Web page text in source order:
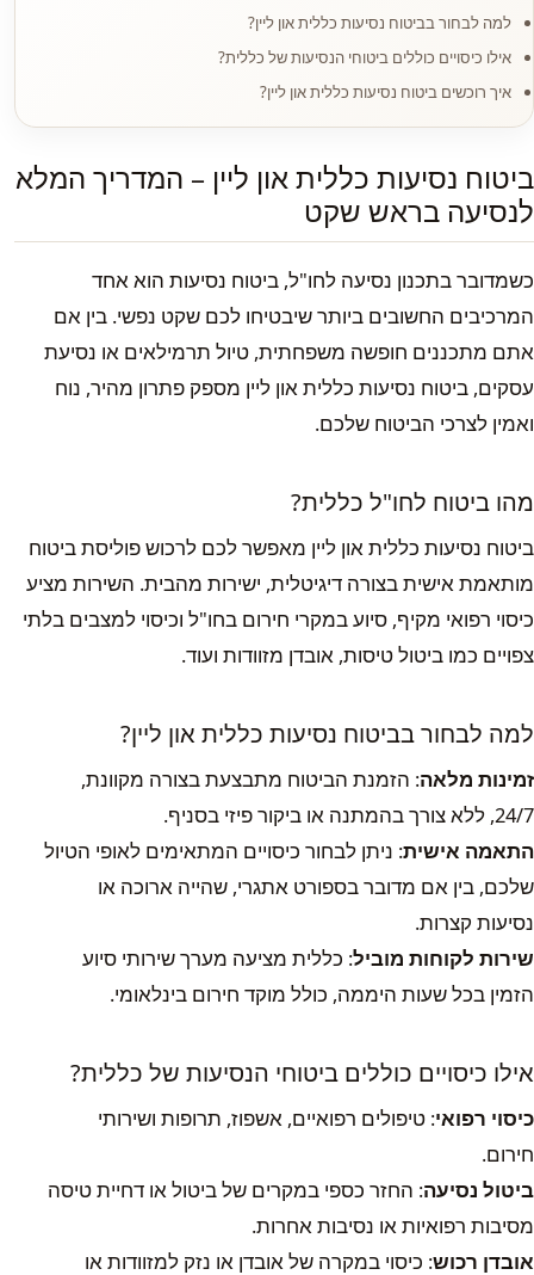
למה לבחור בביטוח נסיעות כללית און ליין?
אילו כיסויים כוללים ביטוחי הנסיעות של כללית?
איך רוכשים ביטוח נסיעות כללית און ליין?
ביטוח נסיעות כללית און ליין – המדריך המלא
לנסיעה בראש שקט
כשמדובר בתכנון נסיעה לחו"ל, ביטוח נסיעות הוא אחד
המרכיבים החשובים ביותר שיבטיחו לכם שקט נפשי. בין אם
אתם מתכננים חופשה משפחתית, טיול תרמילאים או נסיעת
עסקים, ביטוח נסיעות כללית און ליין מספק פתרון מהיר, נוח
ואמין לצרכי הביטוח שלכם.
מהו ביטוח לחו"ל כללית?
ביטוח נסיעות כללית און ליין מאפשר לכם לרכוש פוליסת ביטוח
מותאמת אישית בצורה דיגיטלית, ישירות מהבית. השירות מציע
כיסוי רפואי מקיף, סיוע במקרי חירום בחו"ל וכיסוי למצבים בלתי
צפויים כמו ביטול טיסות, אובדן מזוודות ועוד.
למה לבחור בביטוח נסיעות כללית און ליין?
זמינות מלאה: הזמנת הביטוח מתבצעת בצורה מקוונת,
24/7, ללא צורך בהמתנה או ביקור פיזי בסניף.
התאמה אישית: ניתן לבחור כיסויים המתאימים לאופי הטיול
שלכם, בין אם מדובר בספורט אתגרי, שהייה ארוכה או
נסיעות קצרות.
שירות לקוחות מוביל: כללית מציעה מערך שירותי סיוע
הזמין בכל שעות היממה, כולל מוקד חירום בינלאומי.
אילו כיסויים כוללים ביטוחי הנסיעות של כללית?
כיסוי רפואי: טיפולים רפואיים, אשפוז, תרופות ושירותי
חירום.
ביטול נסיעה: החזר כספי במקרים של ביטול או דחיית טיסה
מסיבות רפואיות או נסיבות אחרות.
אובדן רכוש: כיסוי במקרה של אובדן או נזק למזוודות או